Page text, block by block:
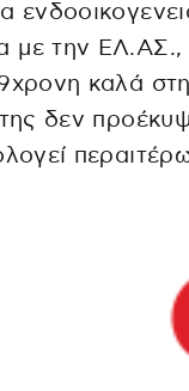
την ΕΛ.ΑΣ.,
καλά
της δεν